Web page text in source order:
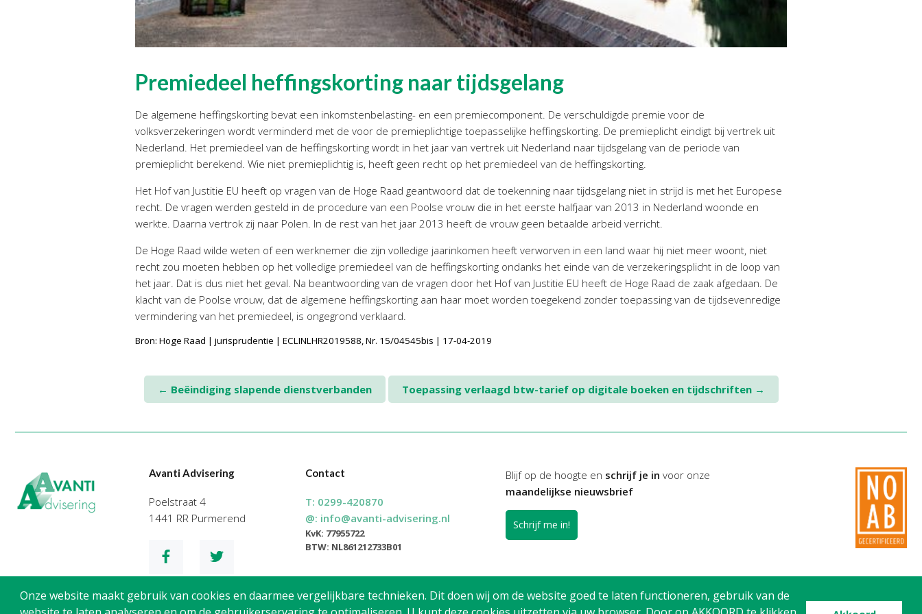
Onze website maakt gebruik van cookies en daarmee vergelijkbare technieken. Dit doen wij om de website goed te laten functioneren, gebruik van de
Premiedeel heffingskorting naar tijdsgelang
De algemene heffingskorting bevat een inkomstenbelasting- en een premiecomponent. De verschuldigde premie voor de
volksverzekeringen wordt verminderd met de voor de premieplichtige toepasselijke heffingskorting. De premieplicht eindigt bij vertrek uit
Nederland. Het premiedeel van de heffingskorting wordt in het jaar van vertrek uit Nederland naar tijdsgelang van de periode van
premieplicht berekend. Wie niet premieplichtig is, heeft geen recht op het premiedeel van de heffingskorting.
Het Hof van Justitie EU heeft op vragen van de Hoge Raad geantwoord dat de toekenning naar tijdsgelang niet in strijd is met het Europese
recht. De vragen werden gesteld in de procedure van een Poolse vrouw die in het eerste halfjaar van 2013 in Nederland woonde en
werkte. Daarna vertrok zij naar Polen. In de rest van het jaar 2013 heeft de vrouw geen betaalde arbeid verricht.
De Hoge Raad wilde weten of een werknemer die zijn volledige jaarinkomen heeft verworven in een land waar hij niet meer woont, niet
recht zou moeten hebben op het volledige premiedeel van de heffingskorting ondanks het einde van de verzekeringsplicht in de loop van
het jaar. Dat is dus niet het geval. Na beantwoording van de vragen door het Hof van Justitie EU heeft de Hoge Raad de zaak afgedaan. De
klacht van de Poolse vrouw, dat de algemene heffingskorting aan haar moet worden toegekend zonder toepassing van de tijdsevenredige
vermindering van het premiedeel, is ongegrond verklaard.
Bron: Hoge Raad | jurisprudentie | ECLINLHR2019588, Nr. 15/04545bis | 17-04-2019
← Beëindiging slapende dienstverbanden Toepassing verlaagd btw-tarief op digitale boeken en tijdschriften →
Avanti Advisering
Poelstraat 4
1441 RR Purmerend
Contact
T: 0299-420870
@: info@avanti-advisering.nl
KvK: 77955722
BTW: NL861212733B01
Blijf op de hoogte en schrijf je in voor onze
maandelijkse nieuwsbrief
Schrijf me in!